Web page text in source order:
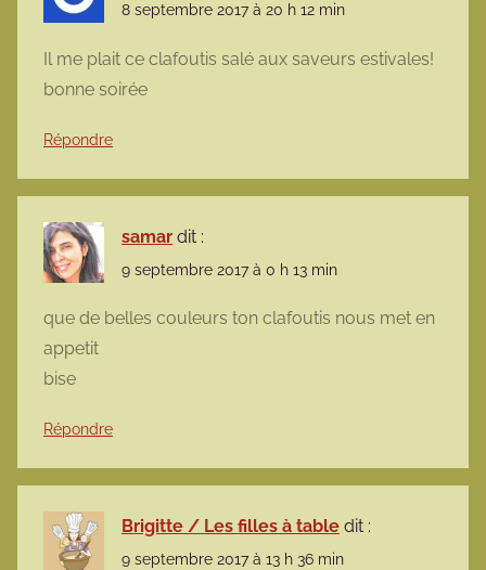
8 septembre 2017 à 20 h 12 min
Il me plait ce clafoutis salé aux saveurs estivales!
bonne soirée
Répondre
samar dit :
9 septembre 2017 à 0 h 13 min
que de belles couleurs ton clafoutis nous met en
appetit
bise
Répondre
Brigitte / Les filles à table dit :
9 septembre 2017 à 13 h 36 min